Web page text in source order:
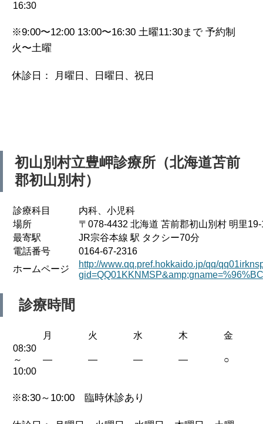
16:30
※9:00〜12:00 13:00〜16:30 土曜11:30まで 予約制
火〜土曜
休診日： 月曜日、日曜日、祝日
初山別村立豊岬診療所（北海道苫前
郡初山別村）
診療科目
内科、小児科
場所
〒078-4432 北海道 苫前郡初山別村 明里
最寄駅
JR宗谷本線 駅 タクシー70分
電話番号
0164-67-2316
ホームページ
http://www.qq.pref.hokkaido.jp/qq/
診療時間
月 火 水 木
金
08:30
～
10:00
— — — — ○
※8:30～10:00 臨時休診あり